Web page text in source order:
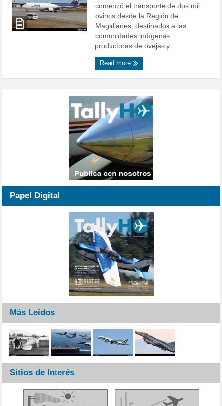
comenzó el transporte de dos mil
ovinos desde la Región de
Magallanes, destinados a las
comunidades indígenas
productoras de ovejas y ...
Read more
Papel Digital
Más Leídos
Sitios de Interés